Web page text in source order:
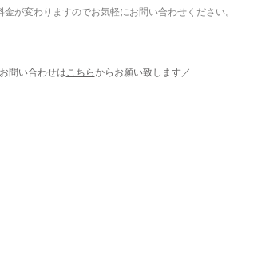
が変わりますのでお気軽にお問い合わせください。
問い合わせはこちらからお願い致します／